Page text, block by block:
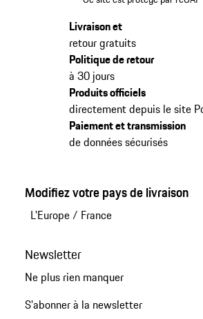
Livraison et
retour gratuits
Politique de retour
à 30 jours
Produits officiels
directement depuis le site
Paiement et transmission
de données sécurisés
Modifiez votre pays de livraison
L'Europe/ France
Newsletter
Ne plus rien manquer
S'abonner à la newsletter